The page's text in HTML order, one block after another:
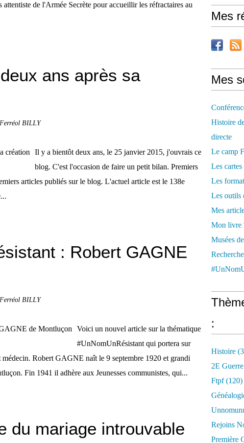
de l'Armée Secrète pour accueillir les réfractaires au
ans après sa
BILLY
Il y a bientôt deux ans, le 25 janvier 2015, j'ouvrais ce
blog. C'est l'occasion de faire un petit bilan. Premiers
articles publiés sur le blog. L'actuel article est le 138e
: Robert GAGNE
BILLY
Voici un nouvel article sur la thématique
#UnNomUnRésistant qui portera sur
Robert GAGNE naît le 9 septembre 1920 et grandi
Fin 1941 il adhère aux Jeunesses communistes, qui...
du mariage introuvable
Mes
Mes
Histoire
directe
Le camp
Les
Les
Les outils
Mes
Mon livre
Musées
:
Histoire
2E
Ftpf (120)
Rejoins
Première